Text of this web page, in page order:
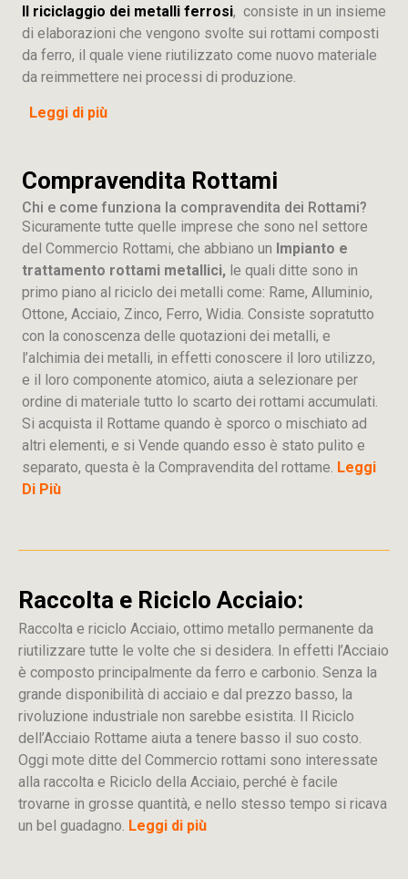
Il riciclaggio dei metalli ferrosi, consiste in un insieme
di elaborazioni che vengono svolte sui rottami composti
da ferro, il quale viene riutilizzato come nuovo materiale
da reimmettere nei processi di produzione.
Leggi di più
Compravendita Rottami
Chi e come funziona la compravendita dei Rottami?
Sicuramente tutte quelle imprese che sono nel settore
del Commercio Rottami, che abbiano un Impianto e
trattamento rottami metallici, le quali ditte sono in
primo piano al riciclo dei metalli come: Rame, Alluminio,
Ottone, Acciaio, Zinco, Ferro, Widia. Consiste sopratutto
con la conoscenza delle quotazioni dei metalli, e
l’alchimia dei metalli, in effetti conoscere il loro utilizzo,
e il loro componente atomico, aiuta a selezionare per
ordine di materiale tutto lo scarto dei rottami accumulati.
Si acquista il Rottame quando è sporco o mischiato ad
altri elementi, e si Vende quando esso è stato pulito e
separato, questa è la Compravendita del rottame. Leggi
Di Più
Raccolta e Riciclo Acciaio:
Raccolta e riciclo Acciaio, ottimo metallo permanente da
riutilizzare tutte le volte che si desidera. In effetti l’Acciaio
è composto principalmente da ferro e carbonio. Senza la
grande disponibilità di acciaio e dal prezzo basso, la
rivoluzione industriale non sarebbe esistita. Il Riciclo
dell’Acciaio Rottame aiuta a tenere basso il suo costo.
Oggi mote ditte del Commercio rottami sono interessate
alla raccolta e Riciclo della Acciaio, perché è facile
trovarne in grosse quantità, e nello stesso tempo si ricava
un bel guadagno. Leggi di più